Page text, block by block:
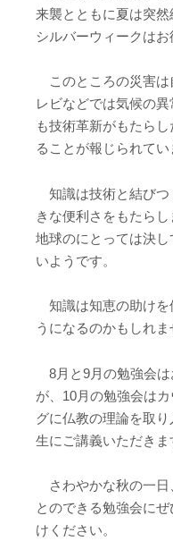
来襲とともに夏は突然
シルバーウィークはお
このところの災害は
レビなどでは気候の異
も技術革新がもたら
ることが報じられてい
知識は技術と結びつ
きな便利さをもたらし
地球のにとっては決
いようです。
知識は知恵の助けを
うになるのかもしれま
8月と9月の勉強会は
が、10月の勉強会は
グに仏教の理論を取
生にご講義いただきま
さわやかな秋の一日
とのできる勉強会に
けください。